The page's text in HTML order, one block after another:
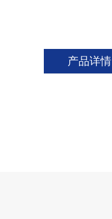
产品详情